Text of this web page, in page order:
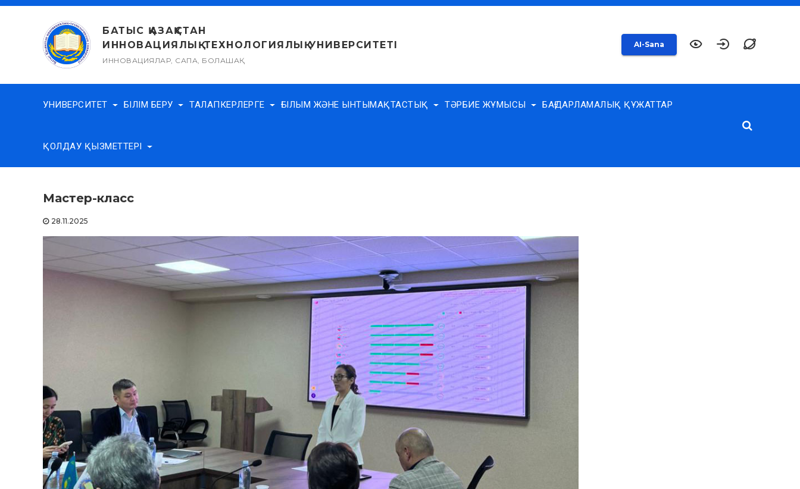
Skip
БАТЫС ҚАЗАҚСТАН
ИННОВАЦИЯЛЫҚ-ТЕХНОЛОГИЯЛЫҚ УНИВЕРСИТЕТІ
ИННОВАЦИЯЛАР, САПА, БОЛАШАҚ
AI-Sana
УНИВЕРСИТЕТ БІЛІМ БЕРУ ТАЛАПКЕРЛЕРГЕ ҒЫЛЫМ ЖӘНЕ ЫНТЫМАҚТАСТЫҚ ТӘРБИЕ ЖҰМЫСЫ БАҒДАРЛАМАЛЫҚ ҚҰЖАТТАР
ҚОЛДАУ ҚЫЗМЕТТЕРІ
Мастер-класс
28.11.2025